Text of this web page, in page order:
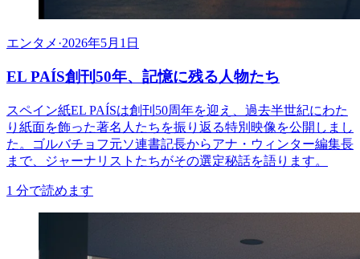
エンタメ ·2026年5月1日
EL PAÍS創刊50年、記憶に残る人物たち
スペイン紙EL PAÍSは創刊50周年を迎え、過去半世紀にわた
り紙面を飾った著名人たちを振り返る特別映像を公開しまし
た。ゴルバチョフ元ソ連書記長からアナ・ウィンター編集長
まで、ジャーナリストたちがその選定秘話を語ります。
1 分で読めます